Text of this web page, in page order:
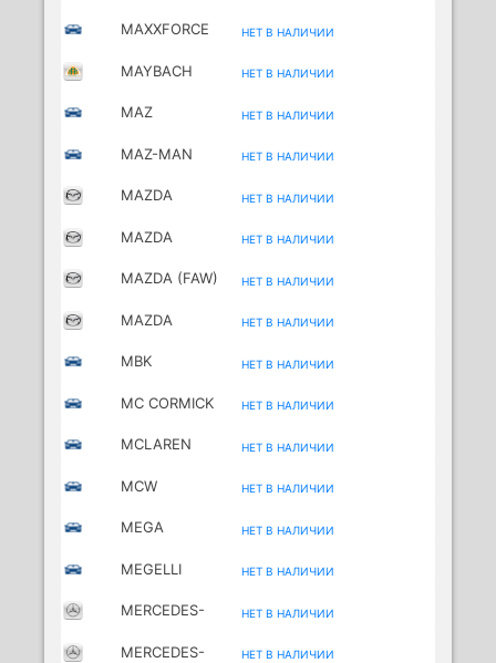
MAXXFORCE НЕТ В НАЛИЧИИ
MAYBACH НЕТ В НАЛИЧИИ
MAZ НЕТ В НАЛИЧИИ
MAZ-MAN НЕТ В НАЛИЧИИ
MAZDA НЕТ В НАЛИЧИИ
MAZDA
НЕТ В НАЛИЧИИ
MAZDA (FAW) НЕТ В НАЛИЧИИ
MAZDA
НЕТ В НАЛИЧИИ
MBK
НЕТ В НАЛИЧИИ
MC CORMICK НЕТ В НАЛИЧИИ
MCLAREN НЕТ В НАЛИЧИИ
MCW НЕТ В НАЛИЧИИ
MEGA НЕТ В НАЛИЧИИ
MEGELLI
НЕТ В НАЛИЧИИ
MERCEDES-
НЕТ В НАЛИЧИИ
MERCEDES-
НЕТ В НАЛИЧИИ